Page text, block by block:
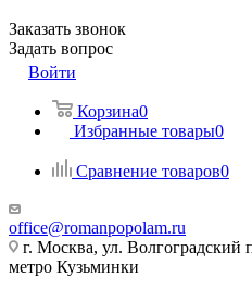
Заказать звонок
Задать вопрос
Войти
Корзина0
Избранные товары0
Сравнение товаров0
office@romanpopolam.ru
г. Москва, ул. Волгоградский
метро Кузьминки